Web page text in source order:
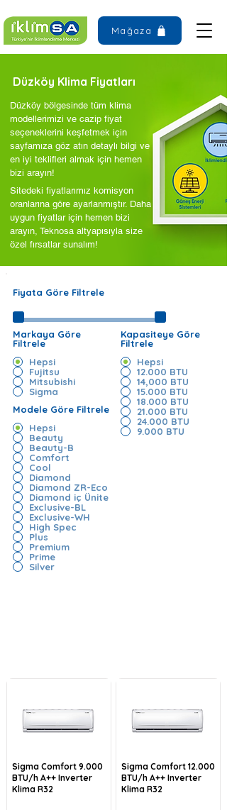
Mağaza
Düzköy Klima Fiyatları
Düzköy bölgesinde tüm klima
modellerimizi ve cazip fiyat
seçeneklerini keşfetmek için
sayfamıza göz atın detaylı bilgi ve
en iyi teklifleri almak için hemen
bizi arayın!
Sitedeki fiyatlarımız komisyon
oranlarına göre ayarlanmıştır. Daha
uygun fiyatlar için hemen bizi
arayın, Teknosa altyapısıyla size
özel fırsatlar sunalım!
Fiyata Göre Filtrele
Markaya Göre
Filtrele
Hepsi
Fujitsu
Mitsubishi
Sigma
Modele Göre Filtrele
Hepsi
Beauty
Beauty-B
Comfort
Cool
Diamond
Diamond ZR-Eco
Diamond iç Ünite
Exclusive-BL
Exclusive-WH
High Spec
Plus
Premium
Prime
Silver
Kapasiteye Göre
Filtrele
Hepsi
12.000 BTU
14,000 BTU
15.000 BTU
18.000 BTU
21.000 BTU
24.000 BTU
9.000 BTU
Sigma Comfort 9.000
BTU/h A++ Inverter
Klima R32
Sigma Comfort 12.000
BTU/h A++ Inverter
Klima R32